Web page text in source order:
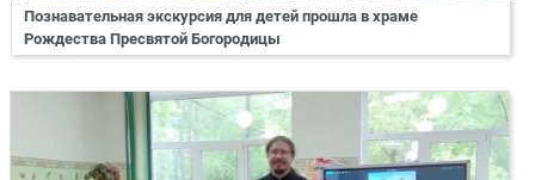
Познавательная экскурсия для детей прошла в храме
Рождества Пресвятой Богородицы